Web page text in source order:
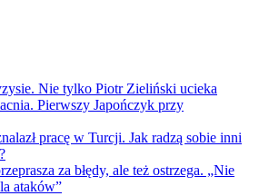
Nie tylko Piotr Zieliński ucieka
Pierwszy Japończyk przy
pracę w Turcji. Jak radzą sobie inni
za błędy, ale też ostrzega. „Nie
ataków”